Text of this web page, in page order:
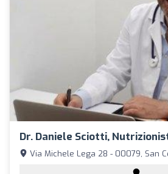
Dr. Daniele Sciotti,
Via Michele Lega 28 - 00079, San